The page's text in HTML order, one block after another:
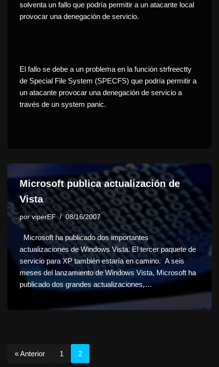
solventa un fallo que podría permitir a un atacante local
provocar una denegación de servicio.
El fallo se debe a un problema en la función strfreectty
de Special File System (SPECFS) que podría permitir a
un atacante provocar una denegación de servicio a
través de un system panic.
Microsoft publica actualización de
Vista
porviperEF 08/16/2007
Microsoft ha publicado dos importantes
actualizaciones de Windows Vista. El tercer paquete de
servicio para XP también estaría en camino. A seis
meses del lanzamiento de Windows Vista, Microsoft ha
publicado dos grandes actualizaciones,…
« Anterior 1 2